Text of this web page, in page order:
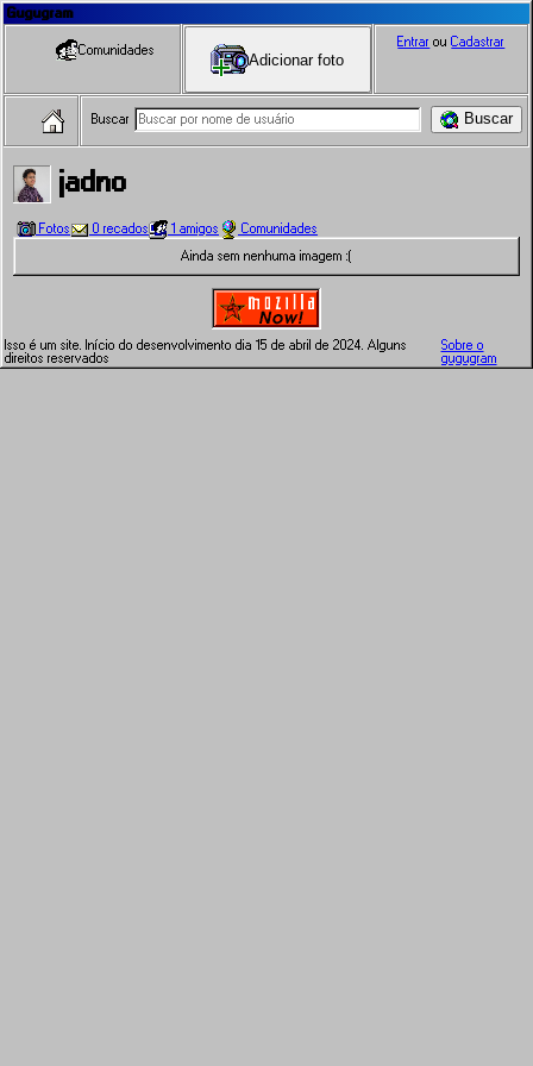
Gugugram
Comunidades
Adicionar foto
Buscar Buscar
Entrar ou Cadastrar
jadno
Fotos 0 recados 1 amigos Comunidades
Ainda sem nenhuma imagem :(
Isso é um site. Início do desenvolvimento dia 15 de abril de 2024. Alguns
direitos reservados
Sobre o
gugugram